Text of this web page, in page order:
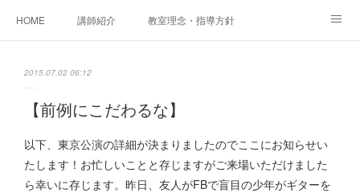
HOME 講師紹介 教室理念・指導方針
ご相談・体験レッスンお申し込み
アクセス 演奏スケジュール
2015.07.02 06:12
【前例にこだわるな】
以下、東京公演の詳細が決まりましたのでここにお知らせい
たします！お忙しいことと存じますがご来場いただけました
ら幸いに存じます。昨日、友人がFBで盲目の少年がギターを